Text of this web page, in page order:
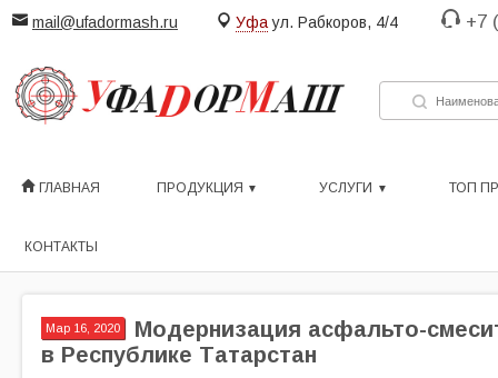
mail@ufadormash.ru Уфа ул. Рабкоров, 4/4 +7
ГЛАВНАЯ ПРОДУКЦИЯ УСЛУГИ ТОП
КОНТАКТЫ
Мар 16, 2020
Модернизация асфальто-
в Республике Татарстан